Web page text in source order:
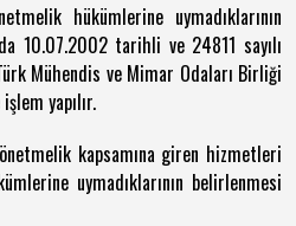
hükümlerine uymadıklarının
10.07.2002 tarihli ve 24811 sayılı
Mühendis ve Mimar Odaları Birliği
yapılır.
kapsamına giren hizmetleri
uymadıklarının belirlenmesi